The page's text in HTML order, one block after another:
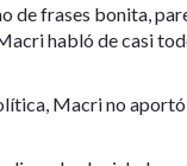
de frases bonita,
habló de casi
Macri no